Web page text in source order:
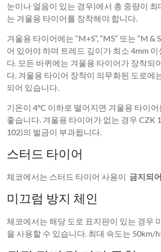
눈이나 얼음이 있는 경우)에서 총 중량이 최
는 겨울용 타이어를 장착해야 합니다.
겨울용 타이어에는 “M+S”, “MS” 또는 “M &
어 있어야 하며 트레드 깊이가 최소 4mm
다. 모든 바퀴에는 겨울용 타이어가 장착되
다. 겨울용 타이어 장착이 의무화된 도로에
되어 있습니다.
기온이 4°C 이하로 떨어지면 겨울용 타이
좋습니다. 겨울용 타이어가 없는 경우 CZK
102)의 벌금이 부과됩니다.
스터드 타이어
체코에서는 스터드 타이어 사용이 금지되
미끄럼 방지 체인
체코에서는 해당 도로 표지판이 있는 경우
을 사용할 수 있습니다. 최대 속도는 50km/